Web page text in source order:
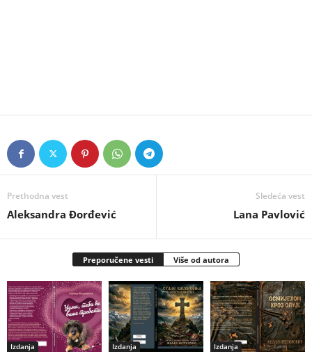
Prethodna vest
Aleksandra Đorđević
Sledeća vest
Lana Pavlović
Preporučene vesti Više od autora
Izdanja Izdanja Izdanja